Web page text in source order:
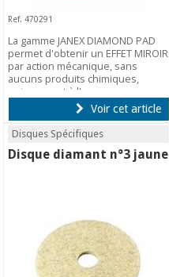
Ref. 470291
La gamme JANEX DIAMOND PAD
permet d'obtenir un EFFET MIROIR
par action mécanique, sans
aucuns produits chimiques,
uniquement à l'eau.
Voir cet article
Disques Spécifiques
Disque diamant n°3 jaune